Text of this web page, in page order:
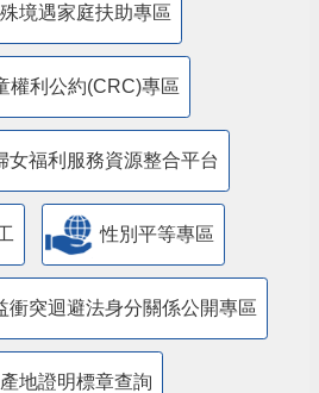
境遇家庭扶助專區
權利公約(CRC)專區
女福利服務資源整合平台
性別平等專區
衝突迴避法身分關係公開專區
產地證明標章查詢